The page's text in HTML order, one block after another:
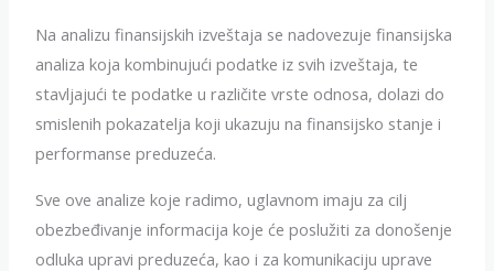
Na analizu finansijskih izveštaja se nadovezuje finansijska
analiza koja kombinujući podatke iz svih izveštaja, te
stavljajući te podatke u različite vrste odnosa, dolazi do
smislenih pokazatelja koji ukazuju na finansijsko stanje i
performanse preduzeća.
Sve ove analize koje radimo, uglavnom imaju za cilj
obezbeđivanje informacija koje će poslužiti za donošenje
odluka upravi preduzeća, kao i za komunikaciju uprave